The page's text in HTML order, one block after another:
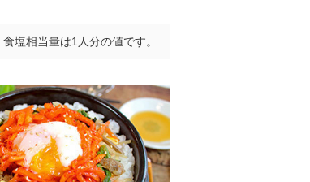
塩相当量は1人分の値です。